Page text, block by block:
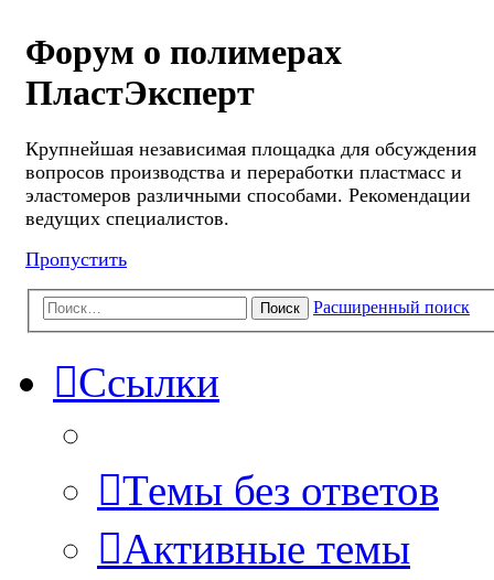
Форум о полимерах
ПластЭксперт
Крупнейшая независимая площадка для обсуждения
вопросов производства и переработки пластмасс и
эластомеров различными способами. Рекомендации
ведущих специалистов.
Пропустить
Поиск Расширенный поиск
Ссылки
Темы без ответов
Активные темы